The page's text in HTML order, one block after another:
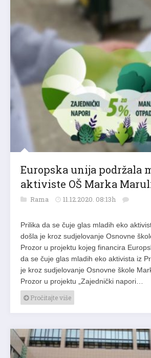
Europska unija podržala
aktiviste OŠ Marka
Rama 11.12.2020. 08:13h
Prilika da se čuje glas mladih eko
došla je kroz sudjelovanje Osnovne
Prozor u projektu kojeg financira
da se čuje glas mladih eko aktivista iz
je kroz sudjelovanje Osnovne škole
Prozor u projektu „Zajednički napori…
Pročitajte više